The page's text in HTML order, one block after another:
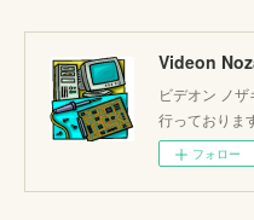
Videon
ビデオン ノ
行っておりま
フォロー